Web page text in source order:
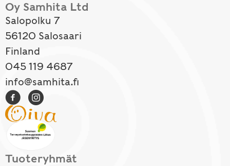
Oy Samhita Ltd
Salopolku 7
56120 Salosaari
Finland
045 119 4687
info@samhita.fi
Tuoteryhmät